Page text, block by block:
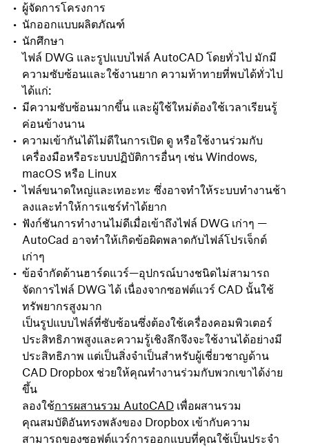
ผู้จัดการโครงการ
นักออกแบบผลิตภัณฑ์
นักศึกษา
ไฟล์ DWG และรูปแบบไฟล์ AutoCAD โดยทั่วไป มักมี
ความซับซ้อนและใช้งานยาก ความท้าทายที่พบได้ทั่วไป
ได้แก่:
มีความซับซ้อนมากขึ้น และผู้ใช้ใหม่ต้องใช้เวลาเรียนรู้
ค่อนข้างนาน
ความเข้ากันได้ไม่ดีในการเปิด ดู หรือใช้งานร่วมกับ
เครื่องมือหรือระบบปฏิบัติการอื่นๆ เช่น Windows,
macOS หรือ Linux
ไฟล์ขนาดใหญ่และเทอะทะ ซึ่งอาจทำให้ระบบทำงานช้า
ลงและทำให้การแชร์ทำได้ยาก
ฟังก์ชันการทำงานไม่ดีเมื่อเข้าถึงไฟล์ DWG เก่าๆ —
AutoCad อาจทำให้เกิดข้อผิดพลาดกับไฟล์โปรเจ็กต์
เก่าๆ
ข้อจำกัดด้านฮาร์ดแวร์—อุปกรณ์บางชนิดไม่สามารถ
จัดการไฟล์ DWG ได้ เนื่องจากซอฟต์แวร์ CAD นั้นใช้
ทรัพยากรสูงมาก
เป็นรูปแบบไฟล์ที่ซับซ้อนซึ่งต้องใช้เครื่องคอมพิวเตอร์
ประสิทธิภาพสูงและความรู้เชิงลึกจึงจะใช้งานได้อย่างมี
ประสิทธิภาพ แต่เป็นสิ่งจำเป็นสำหรับผู้เชี่ยวชาญด้าน
CAD Dropbox ช่วยให้คุณทำงานร่วมกับพวกเขาได้ง่าย
ขึ้น
ลองใช้การผสานรวม AutoCAD เพื่อผสานรวม
คุณสมบัติอันทรงพลังของ Dropbox เข้ากับความ
สามารถของซอฟต์แวร์การออกแบบที่คุณใช้เป็นประจำ